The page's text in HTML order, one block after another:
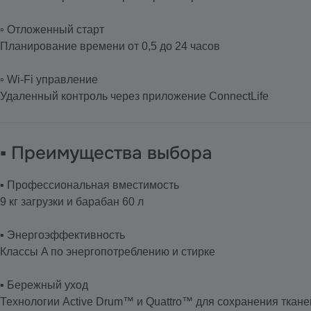
▫️ Отложенный старт
Планирование времени от 0,5 до 24 часов
▫️ Wi-Fi управление
Удаленный контроль через приложение ConnectLife
▪️ Преимущества выбора
▪️ Профессиональная вместимость
9 кг загрузки и барабан 60 л
▪️ Энергоэффективность
Классы A по энергопотреблению и стирке
▪️ Бережный уход
Технологии Active Drum™ и Quattro™ для сохранения